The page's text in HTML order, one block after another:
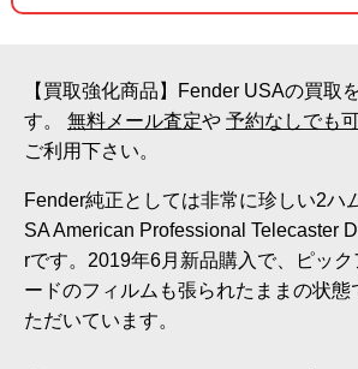
【買取強化商品】Fender USAの買取
す。 無料メール査定や 予約なしでも
ご利用下さい。
Fender純正としては非常に珍しい2ハ
SA American Professional Telecaster
rです。2019年6月新品購入で、ピッ
ードのフィルムも張られたままの状態
ただいています。